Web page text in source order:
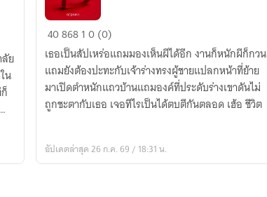
ย
น
สัปเหร่อ
รัก
408681 0 (0)
เธอเป็นสัปเหร่อแถมมองเห็นผีได้อีก งานก็หนักผีก็กวน
แถมยังต้องปะทะกับเจ้าร่างทรงผู้ชายแปลกหน้าที่ย้าย
มาเปิดตำหนักแถวบ้านแถมองค์ที่ประดับร่างเขาดันไม่
ถูกชะตากับเธอ เจอทีไรเป็นได้ตบตีกันตลอด เฮ้อ ชีวิต
อัปเดตล่าสุด 26 ก.ค. 69 / 18:31 น.